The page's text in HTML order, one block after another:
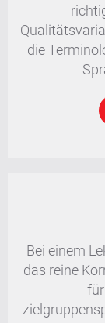
die
Bei einem
das reine